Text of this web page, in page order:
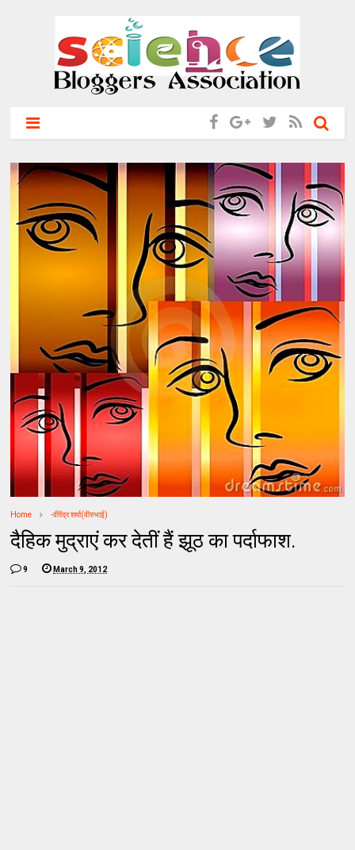
Home -वीरेंद्र शर्मा(वीरुभाई)
दैहिक मुद्राएं कर देतीं हैं झूठ का पर्दाफाश.
9 March 9, 2012